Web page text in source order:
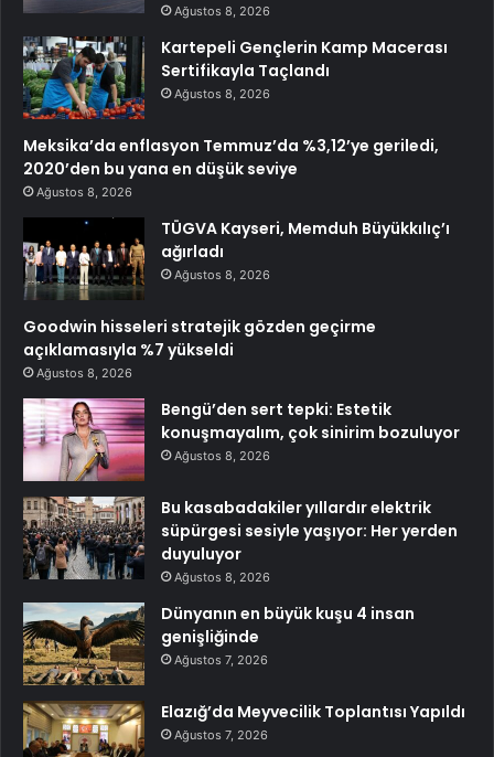
Ağustos 8, 2026
Kartepeli Gençlerin Kamp Macerası
Sertifikayla Taçlandı
Ağustos 8, 2026
Meksika’da enflasyon Temmuz’da %3,12’ye geriledi,
2020’den bu yana en düşük seviye
Ağustos 8, 2026
TÜGVA Kayseri, Memduh Büyükkılıç’ı
ağırladı
Ağustos 8, 2026
Goodwin hisseleri stratejik gözden geçirme
açıklamasıyla %7 yükseldi
Ağustos 8, 2026
Bengü’den sert tepki: Estetik
konuşmayalım, çok sinirim bozuluyor
Ağustos 8, 2026
Bu kasabadakiler yıllardır elektrik
süpürgesi sesiyle yaşıyor: Her yerden
duyuluyor
Ağustos 8, 2026
Dünyanın en büyük kuşu 4 insan
genişliğinde
Ağustos 7, 2026
Elazığ’da Meyvecilik Toplantısı Yapıldı
Ağustos 7, 2026